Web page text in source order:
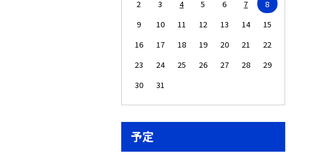
2
3 4 5 6 7
8
9
10 11 12 13 14
15
16
17 18 19 20 21
22
23
24 25 26 27 28
29
30
31
予定